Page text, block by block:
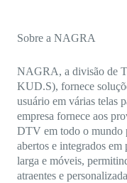
Sobre a NAGRA
NAGRA, a divisão de
KUD.S), fornece
usuário em várias telas
empresa fornece aos
DTV em todo o mundo
abertos e integrados em
larga e móveis,
atraentes e